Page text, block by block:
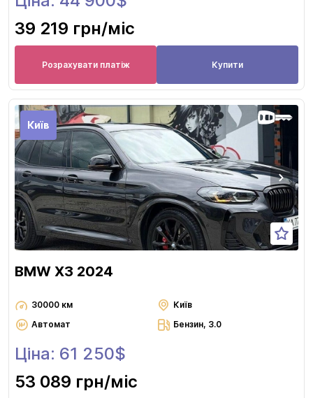
39 219 грн/міс
Розрахувати платіж Купити
Київ
BMW X3 2024
30000 км
Київ
Автомат
Бензин, 3.0
Ціна: 61 250$
53 089 грн/міс